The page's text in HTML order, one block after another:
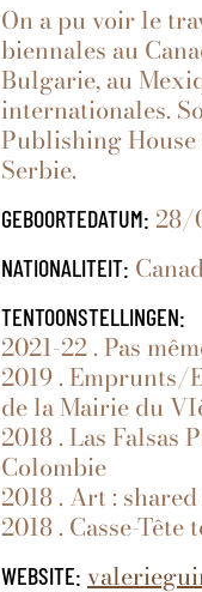
On a pu voir le
biennales au
Bulgarie, au
internationales.
Publishing
Serbie.
GEBOORTEDATUM: 28/
NATIONALITEIT:
TENTOONSTELLINGEN:
2021-22 . Pas
2019 . Emprunts/
de la Mairie du
2018 . Las Falsas
Colombie
2018 . Art :
2018 . Casse-
WEBSITE: